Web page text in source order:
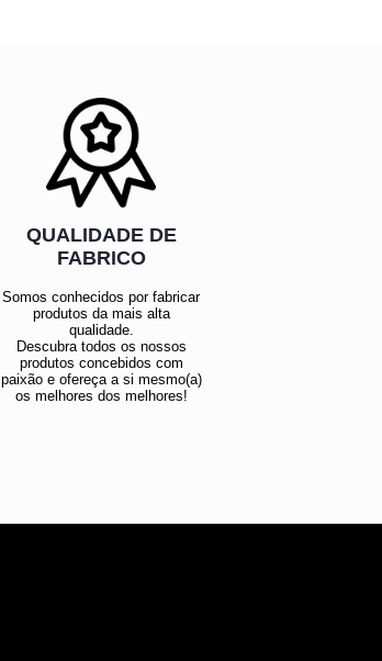
QUALIDADE DE
FABRICO
Somos conhecidos por fabricar
produtos da mais alta
qualidade.
Descubra todos os nossos
produtos concebidos com
paixão e ofereça a si mesmo(a)
os melhores dos melhores!